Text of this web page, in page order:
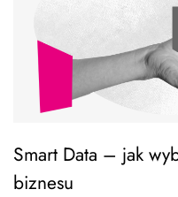
Smart Data – jak
biznesu